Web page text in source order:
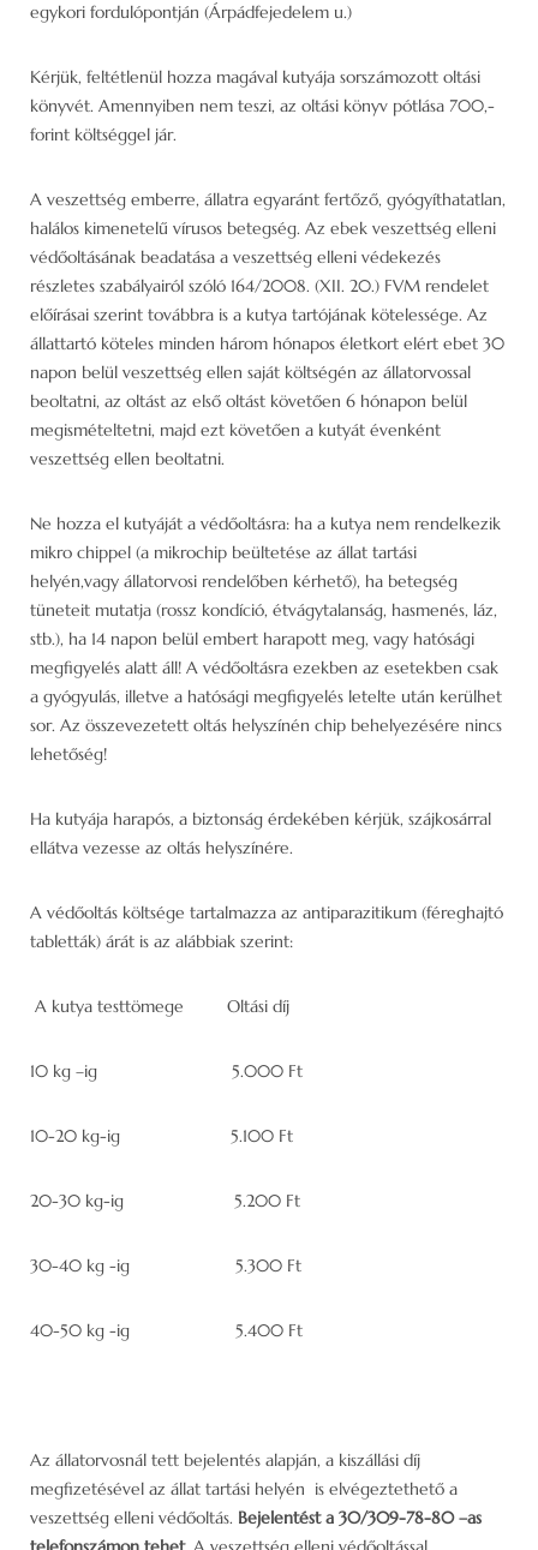
egykori fordulópontján (Árpádfejedelem u.)
Kérjük, feltétlenül hozza magával kutyája sorszámozott oltási
könyvét. Amennyiben nem teszi, az oltási könyv pótlása 700,-
forint költséggel jár.
A veszettség emberre, állatra egyaránt fertőző, gyógyíthatatlan,
halálos kimenetelű vírusos betegség. Az ebek veszettség elleni
védőoltásának beadatása a veszettség elleni védekezés
részletes szabályairól szóló 164/2008. (XII. 20.) FVM rendelet
előírásai szerint továbbra is a kutya tartójának kötelessége. Az
állattartó köteles minden három hónapos életkort elért ebet 30
napon belül veszettség ellen saját költségén az állatorvossal
beoltatni, az oltást az első oltást követően 6 hónapon belül
megismételtetni, majd ezt követően a kutyát évenként
veszettség ellen beoltatni.
Ne hozza el kutyáját a védőoltásra: ha a kutya nem rendelkezik
mikro chippel (a mikrochip beültetése az állat tartási
helyén,vagy állatorvosi rendelőben kérhető), ha betegség
tüneteit mutatja (rossz kondíció, étvágytalanság, hasmenés, láz,
stb.), ha 14 napon belül embert harapott meg, vagy hatósági
megfigyelés alatt áll! A védőoltásra ezekben az esetekben csak
a gyógyulás, illetve a hatósági megfigyelés letelte után kerülhet
sor. Az összevezetett oltás helyszínén chip behelyezésére nincs
lehetőség!
Ha kutyája harapós, a biztonság érdekében kérjük, szájkosárral
ellátva vezesse az oltás helyszínére.
A védőoltás költsége tartalmazza az antiparazitikum (féreghajtó
tabletták) árát is az alábbiak szerint:
A kutya testtömege Oltási díj
10 kg –ig 5.000 Ft
10-20 kg-ig 5.100 Ft
20-30 kg-ig 5.200 Ft
30-40 kg -ig 5.300 Ft
40-50 kg -ig 5.400 Ft
Az állatorvosnál tett bejelentés alapján, a kiszállási díj
megfizetésével az állat tartási helyén is elvégeztethető a
veszettség elleni védőoltás. Bejelentést a 30/309-78-80 –as